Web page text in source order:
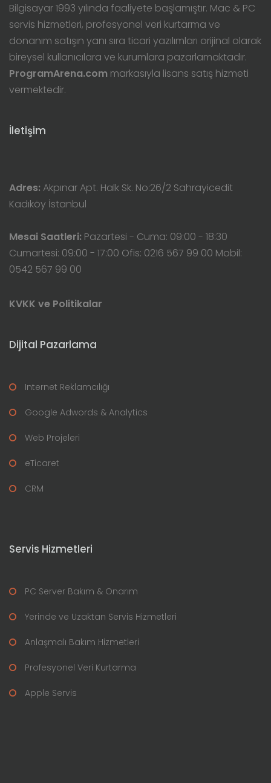
Bilgisayar 1993 yılında faaliyete başlamıştır. Mac & PC
servis hizmetleri, profesyonel veri kurtarma ve
donanım satışın yanı sıra ticari yazılımları orijinal olarak
bireysel kullanıcılara ve kurumlara pazarlamaktadır.
ProgramArena.com markasıyla lisans satış hizmeti
vermektedir.
İletişim
Adres: Akpınar Apt. Halk Sk. No:26/2 Sahrayicedit
Kadıköy İstanbul
Mesai Saatleri: Pazartesi - Cuma: 09:00 - 18:30
Cumartesi: 09:00 - 17:00 Ofis: 0216 567 99 00 Mobil:
0542 567 99 00
KVKK ve Politikalar
Dijital Pazarlama
Internet Reklamcılığı
Google Adwords & Analytics
Web Projeleri
eTicaret
CRM
Servis Hizmetleri
PC Server Bakım & Onarım
Yerinde ve Uzaktan Servis Hizmetleri
Anlaşmalı Bakım Hizmetleri
Profesyonel Veri Kurtarma
Apple Servis